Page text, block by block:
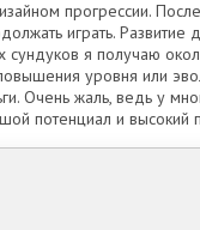
прогрессии.
играть. Развитие
я получаю
уровня или
Очень жаль, ведь у
потенциал и высокий